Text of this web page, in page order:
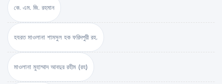
কে. এম. জি. রহমান
হযরত মাওলানা শামসুল হক ফরিদপুরী রহ.
মাওলানা মুহাম্মাদ আবদুর রহীম (রহ)